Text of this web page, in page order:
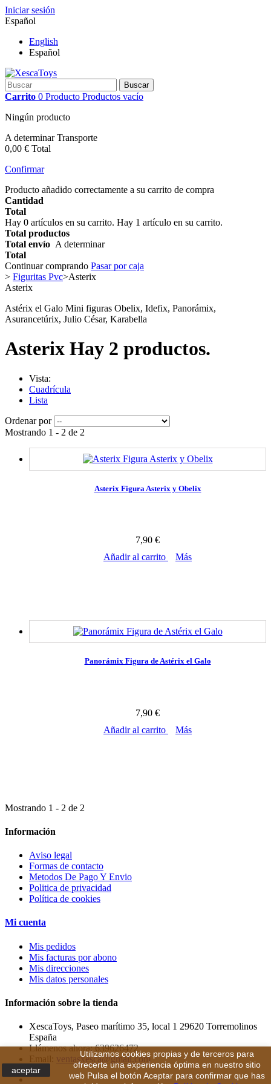
Iniciar sesión
Español
English
Español
Buscar
Carrito 0 Producto Productos vacío
Ningún producto
A determinarTransporte
0,00 € Total
Confirmar
Producto añadido correctamente a su carrito de compra
Cantidad
Total
Hay 0 artículos en su carrito. Hay 1 artículo en su carrito.
Total productos
Total envío A determinar
Total
Continuar comprando Pasar por caja
> Figuritas Pvc>Asterix
Asterix
Astérix el Galo Mini figuras Obelix, Idefix, Panorámix,
Asurancetúrix, Julio César, Karabella
Asterix Hay 2 productos.
Vista:
Cuadrícula
Lista
Ordenar por
Mostrando 1 - 2 de 2
Asterix Figura Asterix y Obelix
7,90 €
Añadir al carrito
Más
Panorámix Figura de Astérix el Galo
7,90 €
Añadir al carrito
Más
Mostrando 1 - 2 de 2
Información
Aviso legal
Formas de contacto
Metodos De Pago Y Envio
Politica de privacidad
Política de cookies
Mi cuenta
Mis pedidos
Mis facturas por abono
Mis direcciones
Mis datos personales
aceptar
Utilizamos cookies propias y de terceros para
ofrecerte una experiencia óptima en nuestro sitio
web Pulsa el botón Aceptar para confirmar que has
Información sobre la tienda
XescaToys, Paseo marítimo 35, local 1 29620 Torremolinos
España
Llámenos ahora:639626472
Email: ventasxesca@gmail.com